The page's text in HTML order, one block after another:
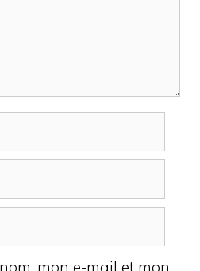
mon e-mail et mon